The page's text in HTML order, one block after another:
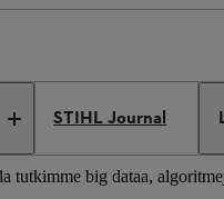
STIHL Journal
tutkimme big dataa,